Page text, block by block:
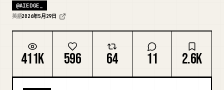
提示詞
定價
@AIEDGE_
英語2026年5月29日
411K 596 64 11 2.6K